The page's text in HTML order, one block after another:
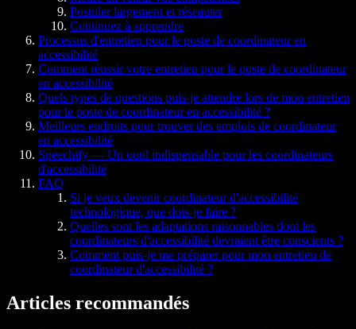
Postuler largement et réseauter
Continuez à apprendre
Processus d'entretien pour le poste de coordinateur en
accessibilité
Comment réussir votre entretien pour le poste de coordinateur
en accessibilité
Quels types de questions puis-je attendre lors de mon entretien
pour le poste de coordinateur en accessibilité ?
Meilleurs endroits pour trouver des emplois de coordinateur
en accessibilité
Speechify — Un outil indispensable pour les coordinateurs
d'accessibilité
FAQ
Si je veux devenir coordinateur d'accessibilité
technologique, que dois-je faire ?
Quelles sont les adaptations raisonnables dont les
coordinateurs d'accessibilité devraient être conscients ?
Comment puis-je me préparer pour mon entretien de
coordinateur d'accessibilité ?
Articles recommandés